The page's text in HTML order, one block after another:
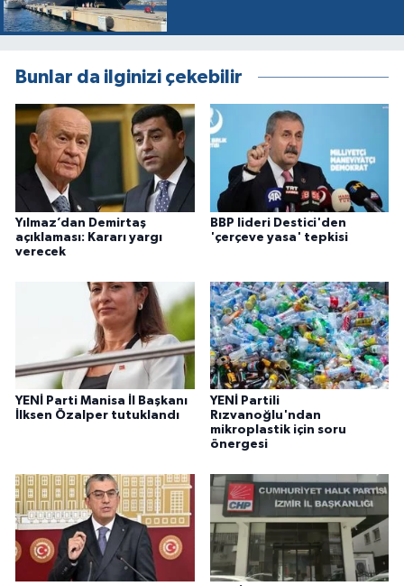
Bunlar da ilginizi çekebilir
Yılmaz’dan Demirtaş
açıklaması: Kararı yargı
verecek
BBP lideri Destici'den
'çerçeve yasa' tepkisi
YENİ Parti Manisa İl Başkanı
İlksen Özalper tutuklandı
YENİ Partili
Rızvanoğlu'ndan
mikroplastik için soru
önergesi